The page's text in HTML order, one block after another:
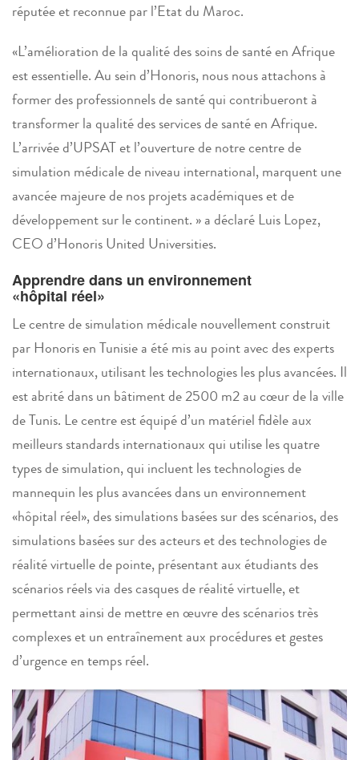
réputée et reconnue par l’Etat du Maroc.
«L’amélioration de la qualité des soins de santé en Afrique
est essentielle. Au sein d’Honoris, nous nous attachons à
former des professionnels de santé qui contribueront à
transformer la qualité des services de santé en Afrique.
L’arrivée d’UPSAT et l’ouverture de notre centre de
simulation médicale de niveau international, marquent une
avancée majeure de nos projets académiques et de
développement sur le continent. » a déclaré Luis Lopez,
CEO d’Honoris United Universities.
Apprendre dans un environnement
«hôpital réel»
Le centre de simulation médicale nouvellement construit
par Honoris en Tunisie a été mis au point avec des experts
internationaux, utilisant les technologies les plus avancées. Il
est abrité dans un bâtiment de 2500 m2 au cœur de la ville
de Tunis. Le centre est équipé d’un matériel fidèle aux
meilleurs standards internationaux qui utilise les quatre
types de simulation, qui incluent les technologies de
mannequin les plus avancées dans un environnement
«hôpital réel», des simulations basées sur des scénarios, des
simulations basées sur des acteurs et des technologies de
réalité virtuelle de pointe, présentant aux étudiants des
scénarios réels via des casques de réalité virtuelle, et
permettant ainsi de mettre en œuvre des scénarios très
complexes et un entraînement aux procédures et gestes
d’urgence en temps réel.